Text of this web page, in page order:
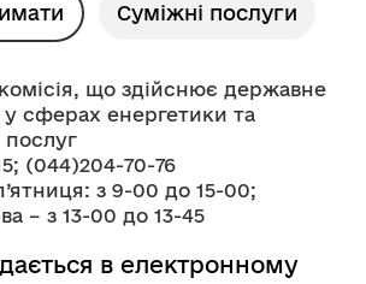
Суміжні послуги
що здійснює державне
сферах енергетики та
(044)204-70-76
з 9-00 до 15-00;
– з 13-00 до 13-45
в електронному